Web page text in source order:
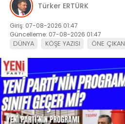
Türker ERTÜRK
Giriş: 07-08-2026 01:47
Güncelleme: 07-08-2026 01:47
DÜNYA KÖŞE YAZISI ÖNE ÇIKAN